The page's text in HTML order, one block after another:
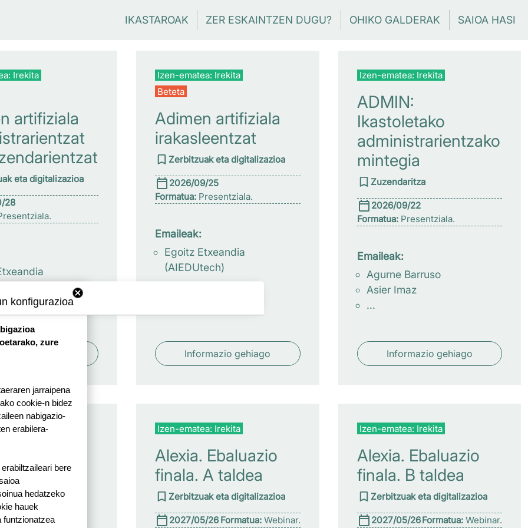
IKASTAROAK
ZER ESKAINTZEN DUGU? OHIKO GALDERAK SAIOA HASI
Irekita
artifiziala
eta digitalizazioa
28
Izen-ematea: Irekita
Beteta
Adimen artifiziala
irakasleentzat
Zerbitzuak eta digitalizazioa
2026/09/25
Formatua: Presentziala.
Emaileak:
Egoitz Etxeandia
(AIEDUtech)
Informazio gehiago
Izen-ematea: Irekita
ADMIN:
Ikastoletako
administrarientzako
mintegia
Zuzendaritza
2026/09/22
Formatua:Presentziala.
Emaileak:
Agurne Barruso
Asier Imaz
...
Informazio gehiago
Irekita Izen-ematea: Irekita
Alexia. Ebaluazio
finala. A taldea
Zerbitzuak eta digitalizazioa
2027/05/26 Formatua:Webinar.
Izen-ematea: Irekita
Alexia. Ebaluazio
finala. B taldea
Zerbitzuak eta digitalizazioa
2027/05/26Formatua:Webinar.
konfigurazioa
zure
jarraipena
cookie-n bidez
nabigazio-
erabilera-
bere
hedatzeko
hauek
funtzionatzea